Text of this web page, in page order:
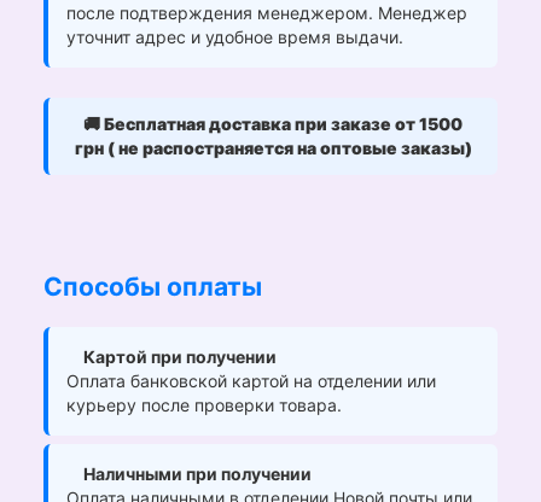
после подтверждения менеджером. Менеджер
уточнит адрес и удобное время выдачи.
🚚Бесплатная доставка при заказе от 1500
грн ( не распостраняется на оптовые заказы)
Способы оплаты
Картой при получении
Оплата банковской картой на отделении или
курьеру после проверки товара.
Наличными при получении
Оплата наличными в отделении Новой почты или